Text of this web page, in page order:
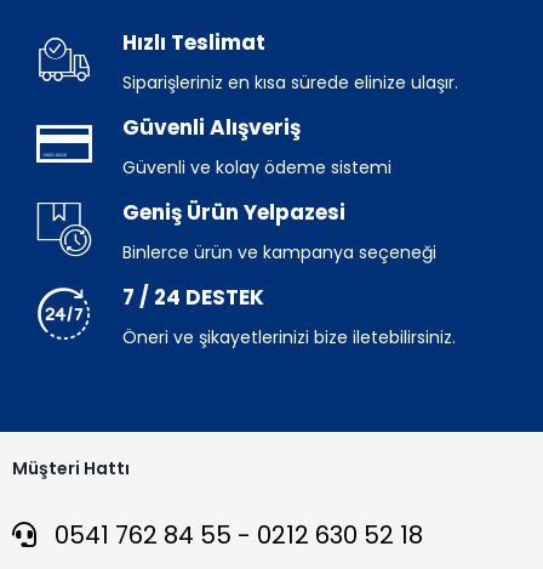
Hızlı Teslimat
Siparişleriniz en kısa sürede elinize ulaşır.
Güvenli Alışveriş
Güvenli ve kolay ödeme sistemi
Geniş Ürün Yelpazesi
Binlerce ürün ve kampanya seçeneği
7 / 24 DESTEK
Öneri ve şikayetlerinizi bize iletebilirsiniz.
Müşteri Hattı
0541 762 84 55 - 0212 630 52 18